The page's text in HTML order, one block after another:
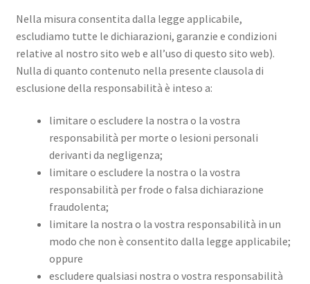
Nella misura consentita dalla legge applicabile,
escludiamo tutte le dichiarazioni, garanzie e condizioni
relative al nostro sito web e all’uso di questo sito web).
Nulla di quanto contenuto nella presente clausola di
esclusione della responsabilità è inteso a:
limitare o escludere la nostra o la vostra
responsabilità per morte o lesioni personali
derivanti da negligenza;
limitare o escludere la nostra o la vostra
responsabilità per frode o falsa dichiarazione
fraudolenta;
limitare la nostra o la vostra responsabilità in un
modo che non è consentito dalla legge applicabile;
oppure
escludere qualsiasi nostra o vostra responsabilità